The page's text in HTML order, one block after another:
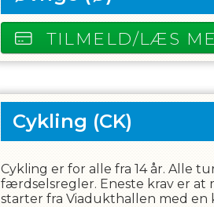
TILMELD/LÆS
Cykling (CK)
Cykling er for alle fra 14 år. Alle
færdselsregler. Eneste krav er
starter fra Viadukthallen med en